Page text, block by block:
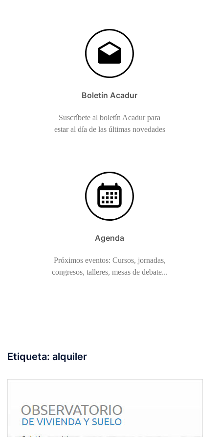
Boletín Acadur
Suscríbete al boletín Acadur para
estar al día de las últimas novedades
Agenda
Próximos eventos: Cursos, jornadas,
congresos, talleres, mesas de debate...
Etiqueta: alquiler